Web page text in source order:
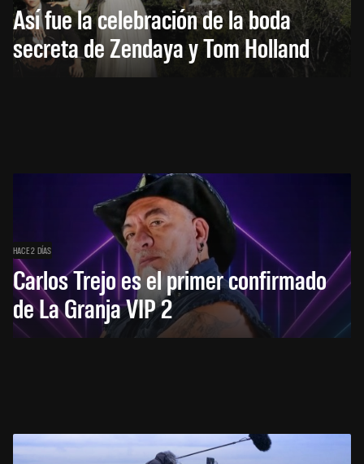
Así fue la celebración de la boda
secreta de Zendaya y Tom Holland
HACE 2 DÍAS
Carlos Trejo es el primer confirmado
de La Granja VIP 2